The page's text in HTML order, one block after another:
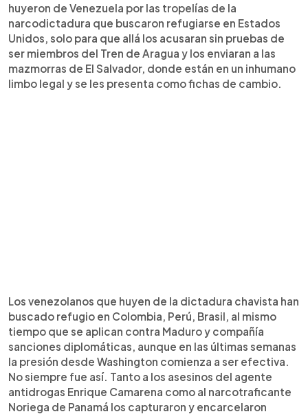
huyeron de Venezuela por las tropelías de la
narcodictadura que buscaron refugiarse en Estados
Unidos, solo para que allá los acusaran sin pruebas de
ser miembros del Tren de Aragua y los enviaran a las
mazmorras de El Salvador, donde están en un inhumano
limbo legal y se les presenta como fichas de cambio.
Los venezolanos que huyen de la dictadura chavista han
buscado refugio en Colombia, Perú, Brasil, al mismo
tiempo que se aplican contra Maduro y compañía
sanciones diplomáticas, aunque en las últimas semanas
la presión desde Washington comienza a ser efectiva.
No siempre fue así. Tanto a los asesinos del agente
antidrogas Enrique Camarena como al narcotraficante
Noriega de Panamá los capturaron y encarcelaron